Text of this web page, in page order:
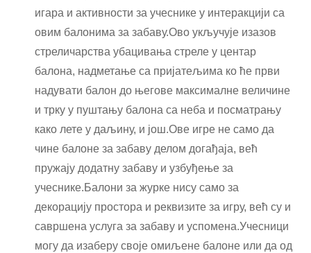
игара и активности за учеснике у интеракцији са
овим балонима за забаву.Ово укључује изазов
стреличарства убацивања стреле у центар
балона, надметање са пријатељима ко ће први
надувати балон до његове максималне величине
и трку у пуштању балона са неба и посматрању
како лете у даљину, и још.Ове игре не само да
чине балоне за забаву делом догађаја, већ
пружају додатну забаву и узбуђење за
учеснике.Балони за журке нису само за
декорацију простора и реквизите за игру, већ су и
савршена услуга за забаву и успомена.Учесници
могу да изаберу своје омиљене балоне или да од